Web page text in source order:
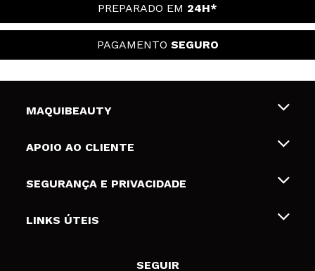
PREPARADO EM 24H*
PAGAMENTO SEGURO
MAQUIBEAUTY
Sobre nós
Gift Cards
APOIO AO CLIENTE
Envios e Devoluções
Formas de pagamento
SEGURANÇA E PRIVACIDADE
Termos e Privacidade
LINKS ÚTEIS
SEGUIR